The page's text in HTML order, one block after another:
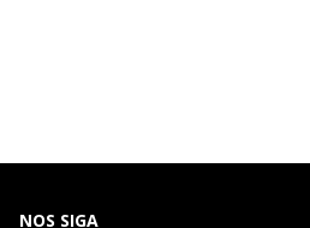
NOS SIGA